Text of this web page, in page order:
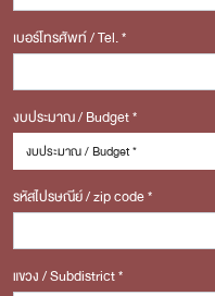
เบอร์โทรศัพท์ / Tel. *
งบประมาณ / Budget *
งบประมาณ / Budget *
รหัสไปรษณีย์ / zip code *
แขวง / Subdistrict *